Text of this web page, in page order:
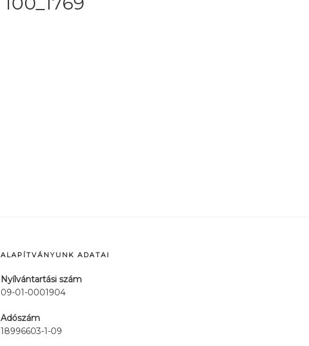
ALAPÍTVÁNYUNK ADATAI
Nyílvántartási szám
09-01-0001904
Adószám
18996603-1-09